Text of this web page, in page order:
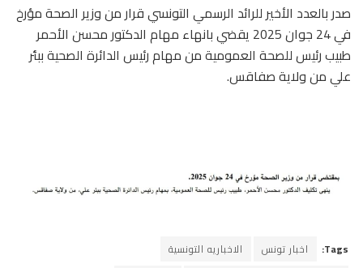
صدر بالعدد الأخير للرائد الرسمي التونسي قرار من وزير الصحة مؤرخ
في 24 جوان 2025 يقضي بانهاء مهام الدكتور محسن الأحمر
طبيب رئيس للصحة العمومية من مهام رئيس الدائرة الصحية ببئر
علي من ولاية صفاقس.
Tags: اخبار تونس
الاخباريه التونسية